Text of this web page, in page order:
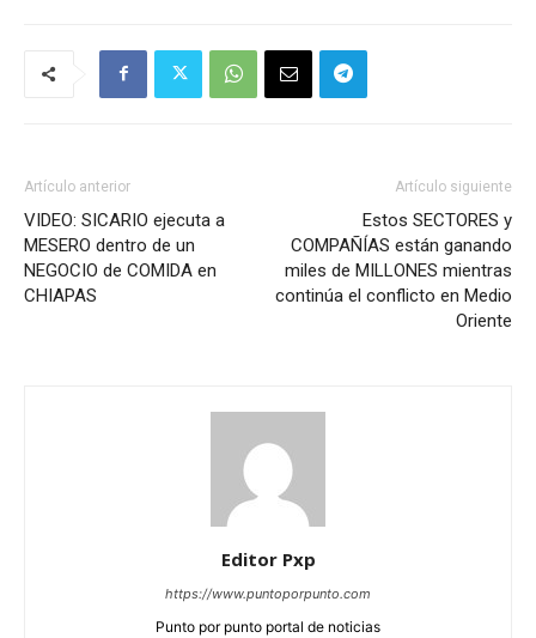
Artículo anterior
VIDEO: SICARIO ejecuta a
MESERO dentro de un
NEGOCIO de COMIDA en
CHIAPAS
Artículo siguiente
Estos SECTORES y
COMPAÑÍAS están ganando
miles de MILLONES mientras
continúa el conflicto en Medio
Oriente
Editor Pxp
https://www.puntoporpunto.com
Punto por punto portal de noticias